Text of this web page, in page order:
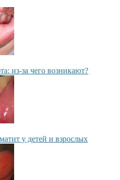
из-за чего возникают?
у детей и взрослых